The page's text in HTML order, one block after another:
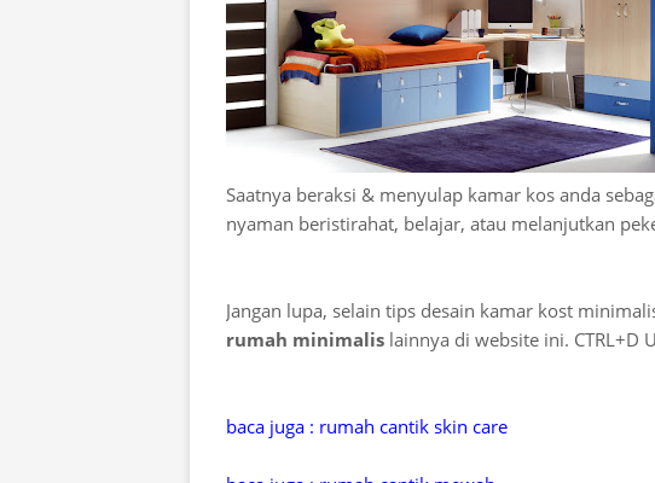
Saatnya beraksi & menyulap kamar kos anda
nyaman beristirahat, belajar, atau melanjutkan
Jangan lupa, selain tips desain kamar kost
rumah minimalis lainnya di website ini. CTRL+D
baca juga : rumah cantik skin care